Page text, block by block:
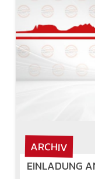
ARCHIV
EINLADUNG